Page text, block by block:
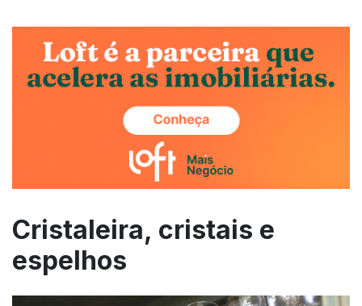
Cristaleira, cristais e
espelhos